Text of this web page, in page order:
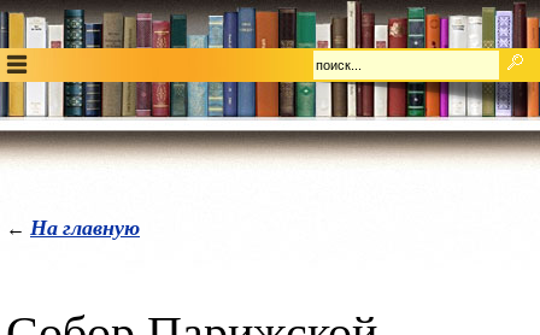
← На главную